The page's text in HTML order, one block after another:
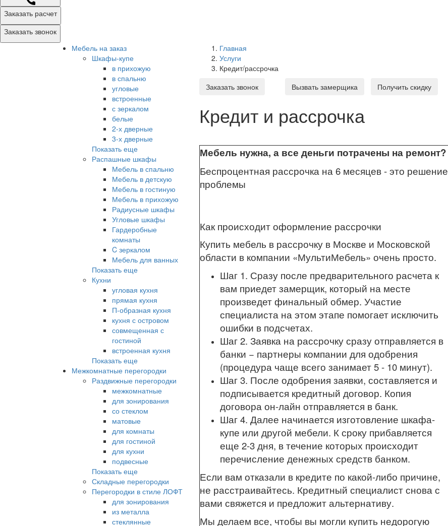
Заказать расчет
Заказать звонок
Мебель на заказ
Шкафы-купе
в прихожую
в спальню
угловые
встроенные
с зеркалом
белые
2-х дверные
3-х дверные
Показать еще
Распашные шкафы
Мебель в спальню
Мебель в детскую
Мебель в гостиную
Мебель в прихожую
Радиусные шкафы
Угловые шкафы
Гардеробные
комнаты
C зеркалом
Мебель для ванных
Показать еще
Кухни
угловая кухня
прямая кухня
П-образная кухня
кухня с островом
совмещенная с
гостиной
встроенная кухня
Показать еще
Межкомнатные перегородки
Раздвижные перегородки
межкомнатные
для зонирования
со стеклом
матовые
для комнаты
для гостиной
для кухни
подвесные
Показать еще
Складные перегородки
Перегородки в стиле ЛОФТ
для зонирования
из металла
стеклянные
Главная
Услуги
Кредит/рассрочка
Заказать звонок
Вызвать замерщика Получить скидку
Кредит и рассрочка
Мебель нужна, а все деньги потрачены на ремонт?
Беспроцентная рассрочка на 6 месяцев - это решение
проблемы
Как происходит оформление рассрочки
Купить мебель в рассрочку в Москве и Московской
области в компании «МультиМебель» очень просто.
Шаг 1. Сразу после предварительного расчета к
вам приедет замерщик, который на месте
произведет финальный обмер. Участие
специалиста на этом этапе помогает исключить
ошибки в подсчетах.
Шаг 2. Заявка на рассрочку сразу отправляется в
банки − партнеры компании для одобрения
(процедура чаще всего занимает 5 - 10 минут).
Шаг 3. После одобрения заявки, составляется и
подписывается кредитный договор. Копия
договора он-лайн отправляется в банк.
Шаг 4. Далее начинается изготовление шкафа-
купе или другой мебели. К сроку прибавляется
еще 2-3 дня, в течение которых происходит
перечисление денежных средств банком.
Если вам отказали в кредите по какой-либо причине,
не расстраивайтесь. Кредитный специалист снова с
вами свяжется и предложит альтернативу.
Мы делаем все, чтобы вы могли купить недорогую